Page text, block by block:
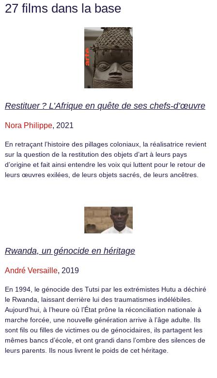
27 films dans la base
Restituer ? L’Afrique en quête de ses chefs-d’œuvre
Nora Philippe, 2021
En retraçant l’histoire des pillages coloniaux, la réalisatrice revient
sur la question de la restitution des objets d’art à leurs pays
d’origine et fait ainsi entendre les voix qui luttent pour le retour de
leurs œuvres exilées, de leurs objets sacrés, de leurs ancêtres.
Rwanda, un génocide en héritage
André Versaille, 2019
En 1994, le génocide des Tutsi par les extrémistes Hutu a déchiré
le Rwanda, laissant derrière lui des traumatismes indélébiles.
Aujourd’hui, à l’heure où l’État prône la réconciliation nationale à
marche forcée, une nouvelle génération arrive à l’âge adulte. Ils
sont fils ou filles de victimes ou de génocidaires, ils partagent les
mêmes bancs d’école, et ont grandi dans l’ombre des silences de
leurs parents. Ils nous livrent le poids de cet héritage.